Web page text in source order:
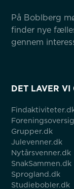
På Boblberg
finder nye
gennem
DET LAVER VI
Grupper.dk
Julevenner.dk
Nytårsvenner.dk
SnakSammen.dk
Sprogland.dk
Studiebobler.dk